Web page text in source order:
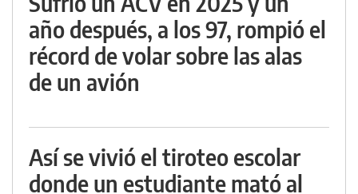
año después, a los 97, rompió el
récord de volar sobre las alas
de un avión
Así se vivió el tiroteo escolar
donde un estudiante mató al